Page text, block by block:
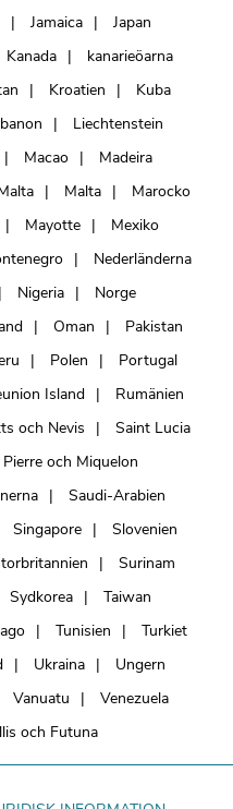
Jamaica
Japan
Kanada
kanarieöarna
Kroatien
Kuba
Liechtenstein
Macao
Madeira
Malta
Marocko
Mayotte
Mexiko
Nederländerna
Nigeria
Norge
Oman
Pakistan
Polen
Portugal
Island
Rumänien
och Nevis
Saint Lucia
och Miquelon
Saudi-Arabien
Singapore
Slovenien
Surinam
Sydkorea
Taiwan
Tunisien
Turkiet
Ukraina
Ungern
Vanuatu
Venezuela
och Futuna